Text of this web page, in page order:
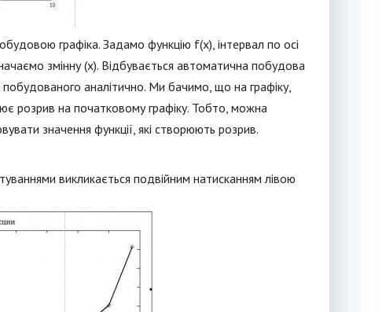
графіка. Задамо функцію f(x), інтервал по осі
змінну (х). Відбувається автоматична побудова
побудованого аналітично. Ми бачимо, що на графіку,
розрив на початковому графіку. Тобто, можна
значення функції, які створюють розрив.
викликається подвійним натисканням лівою